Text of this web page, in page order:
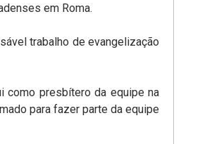
em Roma.
trabalho de evangelização
como presbítero da equipe na
para fazer parte da equipe